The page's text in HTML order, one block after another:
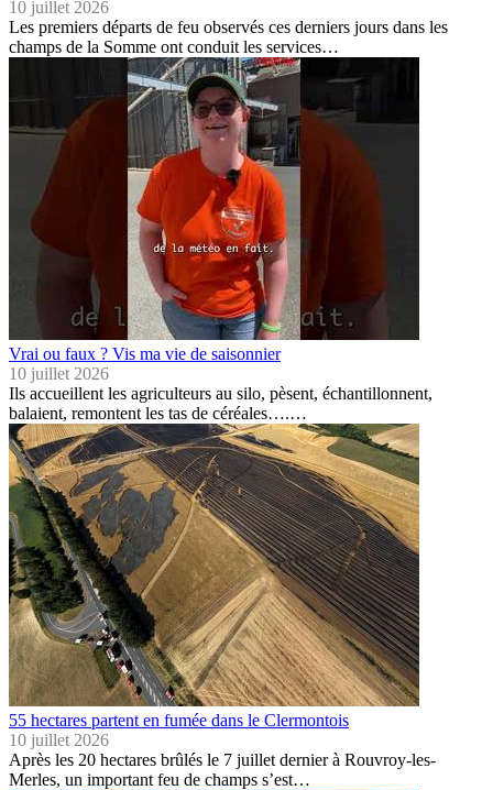
10 juillet 2026
Les premiers départs de feu observés ces derniers jours dans les
champs de la Somme ont conduit les services…
Vrai ou faux ? Vis ma vie de saisonnier
10 juillet 2026
Ils accueillent les agriculteurs au silo, pèsent, échantillonnent,
balaient, remontent les tas de céréales….…
55 hectares partent en fumée dans le Clermontois
10 juillet 2026
Après les 20 hectares brûlés le 7 juillet dernier à Rouvroy-les-
Merles, un important feu de champs s’est…